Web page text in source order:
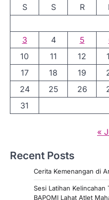
S
S R
3
4 5
10
11 12
17
18 19
24
25 26
31
«
Recent Posts
Cerita Kemenangan di
Sesi Latihan Kelincahan
BAPOMI Lahat Atlet